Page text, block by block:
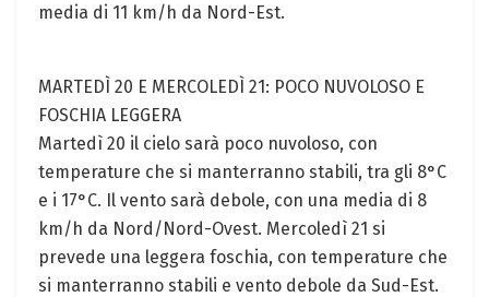
media di 11 km/h da Nord-Est.
MARTEDÌ 20 E MERCOLEDÌ 21: POCO NUVOLOSO E
FOSCHIA LEGGERA
Martedì 20 il cielo sarà poco nuvoloso, con
temperature che si manterranno stabili, tra gli 8°C
e i 17°C. Il vento sarà debole, con una media di 8
km/h da Nord/Nord-Ovest. Mercoledì 21 si
prevede una leggera foschia, con temperature che
si manterranno stabili e vento debole da Sud-Est.